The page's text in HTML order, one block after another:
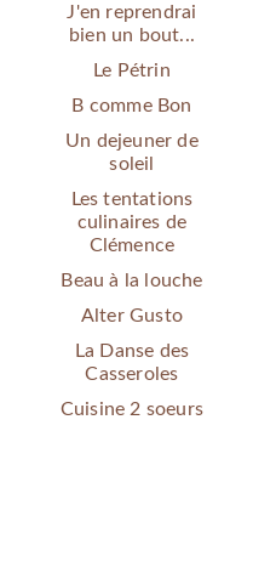
J'en reprendrai
bien un bout...
Le Pétrin
B comme Bon
Un dejeuner de
soleil
Les tentations
culinaires de
Clémence
Beau à la louche
Alter Gusto
La Danse des
Casseroles
Cuisine 2 soeurs